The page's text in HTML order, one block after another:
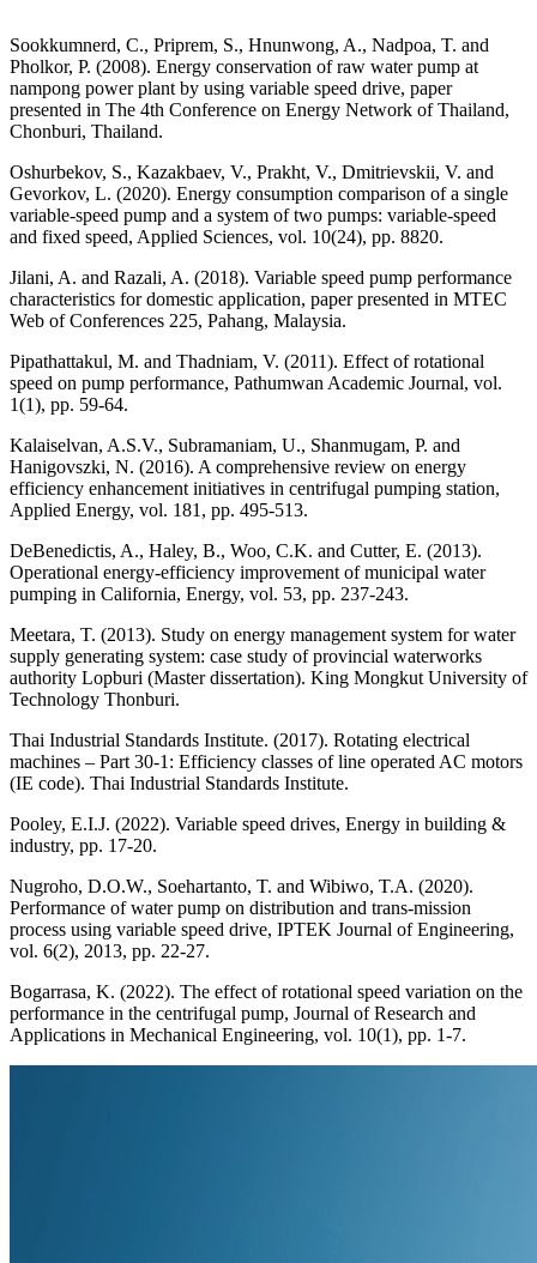
Sookkumnerd, C., Priprem, S., Hnunwong, A., Nadpoa, T. and
Pholkor, P. (2008). Energy conservation of raw water pump at
nampong power plant by using variable speed drive, paper
presented in The 4th Conference on Energy Network of Thailand,
Chonburi, Thailand.
Oshurbekov, S., Kazakbaev, V., Prakht, V., Dmitrievskii, V. and
Gevorkov, L. (2020). Energy consumption comparison of a single
variable-speed pump and a system of two pumps: variable-speed
and fixed speed, Applied Sciences, vol. 10(24), pp. 8820.
Jilani, A. and Razali, A. (2018). Variable speed pump performance
characteristics for domestic application, paper presented in MTEC
Web of Conferences 225, Pahang, Malaysia.
Pipathattakul, M. and Thadniam, V. (2011). Effect of rotational
speed on pump performance, Pathumwan Academic Journal, vol.
1(1), pp. 59-64.
Kalaiselvan, A.S.V., Subramaniam, U., Shanmugam, P. and
Hanigovszki, N. (2016). A comprehensive review on energy
efficiency enhancement initiatives in centrifugal pumping station,
Applied Energy, vol. 181, pp. 495-513.
DeBenedictis, A., Haley, B., Woo, C.K. and Cutter, E. (2013).
Operational energy-efficiency improvement of municipal water
pumping in California, Energy, vol. 53, pp. 237-243.
Meetara, T. (2013). Study on energy management system for water
supply generating system: case study of provincial waterworks
authority Lopburi (Master dissertation). King Mongkut University of
Technology Thonburi.
Thai Industrial Standards Institute. (2017). Rotating electrical
machines – Part 30-1: Efficiency classes of line operated AC motors
(IE code). Thai Industrial Standards Institute.
Pooley, E.I.J. (2022). Variable speed drives, Energy in building &
industry, pp. 17-20.
Nugroho, D.O.W., Soehartanto, T. and Wibiwo, T.A. (2020).
Performance of water pump on distribution and trans-mission
process using variable speed drive, IPTEK Journal of Engineering,
vol. 6(2), 2013, pp. 22-27.
Bogarrasa, K. (2022). The effect of rotational speed variation on the
performance in the centrifugal pump, Journal of Research and
Applications in Mechanical Engineering, vol. 10(1), pp. 1-7.